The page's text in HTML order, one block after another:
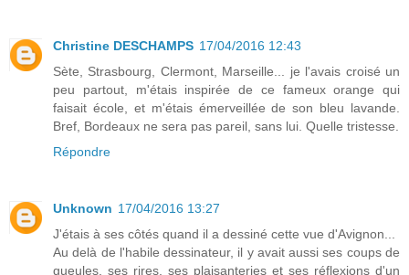
Christine DESCHAMPS 17/04/2016 12:43
Sète, Strasbourg, Clermont, Marseille... je l'avais croisé un
peu partout, m'étais inspirée de ce fameux orange qui
faisait école, et m'étais émerveillée de son bleu lavande.
Bref, Bordeaux ne sera pas pareil, sans lui. Quelle tristesse.
Répondre
Unknown 17/04/2016 13:27
J'étais à ses côtés quand il a dessiné cette vue d'Avignon...
Au delà de l'habile dessinateur, il y avait aussi ses coups de
gueules, ses rires, ses plaisanteries et ses réflexions d'un